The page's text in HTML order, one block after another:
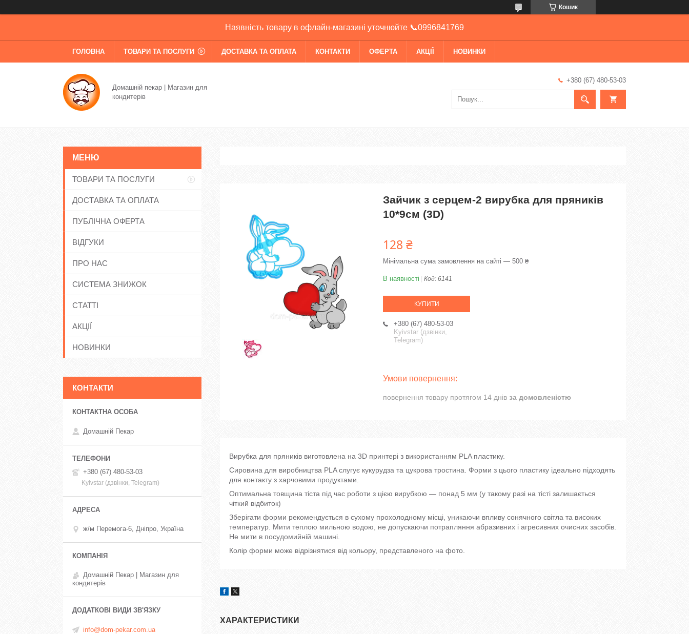
Кошик
Наявність товару в офлайн-магазині уточнюйте 📞0996841769
ГОЛОВНА ТОВАРИ ТА ПОСЛУГИ ДОСТАВКА ТА ОПЛАТА КОНТАКТИ ОФЕРТА АКЦІЇ НОВИНКИ
Домашній пекар | Магазин для
кондитерів
+380 (67) 480-53-03
Зайчик з серцем-2 вирубка для пряників
10*9см (3D)
128 ₴
Мінімальна сума замовлення на сайті — 500 ₴
В наявності Код: 6141
КУПИТИ
+380 (67) 480-53-03
Kyivstar (дзвінки,
Telegram)
повернення товару протягом 14 днів за домовленістю
Вирубка для пряників виготовлена на 3D принтері з використанням PLA пластику.
Сировина для виробництва PLA слугує кукурудза та цукрова тростина. Форми з цього пластику ідеально підходять
для контакту з харчовими продуктами.
Оптимальна товщина тіста під час роботи з цією вирубкою — понад 5 мм (у такому разі на тісті залишається
чіткий відбиток)
Зберігати форми рекомендується в сухому прохолодному місці, уникаючи впливу сонячного світла та високих
температур. Мити теплою мильною водою, не допускаючи потрапляння абразивних і агресивних очисних засобів.
Не мити в посудомийній машині.
Колір форми може відрізнятися від кольору, представленого на фото.
ХАРАКТЕРИСТИКИ
ТОВАРИ ТА ПОСЛУГИ
ДОСТАВКА ТА ОПЛАТА
ПУБЛІЧНА ОФЕРТА
ВІДГУКИ
ПРО НАС
СИСТЕМА ЗНИЖОК
СТАТТІ
АКЦІЇ
НОВИНКИ
КОНТАКТИ
Домашній Пекар
+380 (67) 480-53-03
Kyivstar (дзвінки, Telegram)
ж/м Перемога-6, Дніпро, Україна
Домашній Пекар | Магазин для
кондитерів
info@dom-pekar.com.ua